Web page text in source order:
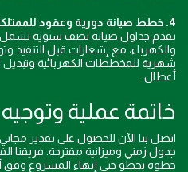
4. خطط صيانة دورية وعقود للممتلكات
نقدم جداول صيانة نصف سنوية تشمل
والكهرباء، مع إشعارات قبل التنفيذ
شهرية للمخططات الكهربائية وتبديل
أعطال.
خاتمة عملية
اتصل بنا الآن للحصول على تقدير
جدول زمني وميزانية مقترحة.
خطوة بخطو حتى إنهاء المشروع وفق